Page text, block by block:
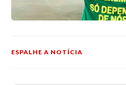
ESPALHE A NOTÍCIA